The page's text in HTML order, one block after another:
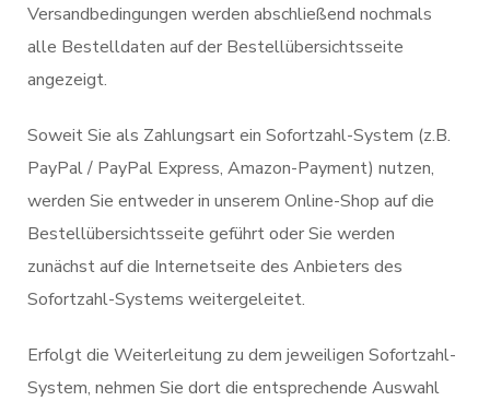
Versandbedingungen werden abschließend nochmals
alle Bestelldaten auf der Bestellübersichtsseite
angezeigt.
Soweit Sie als Zahlungsart ein Sofortzahl-System (z.B.
PayPal / PayPal Express, Amazon-Payment) nutzen,
werden Sie entweder in unserem Online-Shop auf die
Bestellübersichtsseite geführt oder Sie werden
zunächst auf die Internetseite des Anbieters des
Sofortzahl-Systems weitergeleitet.
Erfolgt die Weiterleitung zu dem jeweiligen Sofortzahl-
System, nehmen Sie dort die entsprechende Auswahl